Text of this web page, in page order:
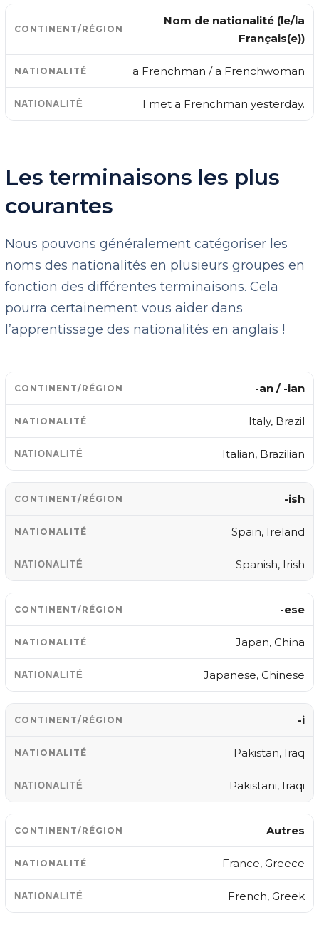
Nom de nationalité (le/la
Français(e))
a Frenchman / a Frenchwoman
I met a Frenchman yesterday.
Les terminaisons les plus
courantes
Nous pouvons généralement catégoriser les
noms des nationalités en plusieurs groupes en
fonction des différentes terminaisons. Cela
pourra certainement vous aider dans
l’apprentissage des nationalités en anglais !
-an / -ian
Italy, Brazil
Italian, Brazilian
-ish
Spain, Ireland
Spanish, Irish
-ese
Japan, China
Japanese, Chinese
-i
Pakistan, Iraq
Pakistani, Iraqi
Autres
France, Greece
French, Greek